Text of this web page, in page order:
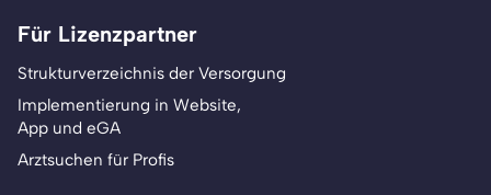
Für Lizenzpartner
Strukturverzeichnis der Versorgung
Implementierung in Website,
App und eGA
Arztsuchen für Profis